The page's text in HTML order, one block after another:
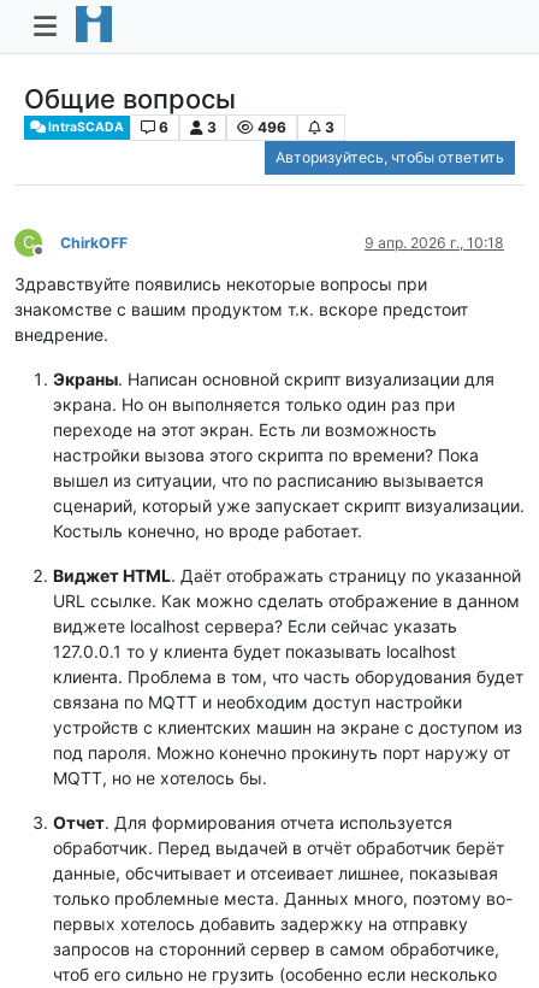
Общие вопросы
IntraSCADA 6 3 496
3
Авторизуйтесь, чтобы ответить
C
Не в сети
ChirkOFF 9 апр. 2026 г., 10:18
Здравствуйте появились некоторые вопросы при
знакомстве с вашим продуктом т.к. вскоре предстоит
внедрение.
Экраны. Написан основной скрипт визуализации для
экрана. Но он выполняется только один раз при
переходе на этот экран. Есть ли возможность
настройки вызова этого скрипта по времени? Пока
вышел из ситуации, что по расписанию вызывается
сценарий, который уже запускает скрипт визуализации.
Костыль конечно, но вроде работает.
Виджет HTML. Даёт отображать страницу по указанной
URL ссылке. Как можно сделать отображение в данном
виджете localhost сервера? Если сейчас указать
127.0.0.1 то у клиента будет показывать localhost
клиента. Проблема в том, что часть оборудования будет
связана по MQTT и необходим доступ настройки
устройств с клиентских машин на экране с доступом из
под пароля. Можно конечно прокинуть порт наружу от
MQTT, но не хотелось бы.
Отчет. Для формирования отчета используется
обработчик. Перед выдачей в отчёт обработчик берёт
данные, обсчитывает и отсеивает лишнее, показывая
только проблемные места. Данных много, поэтому во-
первых хотелось добавить задержку на отправку
запросов на сторонний сервер в самом обработчике,
чтоб его сильно не грузить (особенно если несколько